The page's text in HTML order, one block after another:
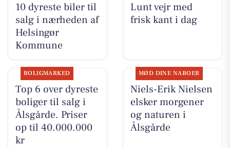
10 dyreste biler til
salg i nærheden af
Helsingør
Kommune
Lunt vejr med
frisk kant i dag
BOLIGMARKED
Top 6 over dyreste
boliger til salg i
Ålsgårde. Priser
op til 40.000.000
kr
MØD DINE NABOER
Niels-Erik Nielsen
elsker morgener
og naturen i
Ålsgårde